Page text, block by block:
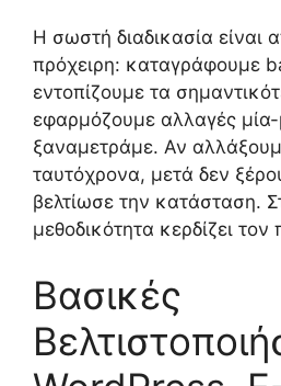
Η σωστή διαδικασία είναι
πρόχειρη: καταγράφουμε
εντοπίζουμε τα
εφαρμόζουμε αλλαγές μία-
ξαναμετράμε. Αν
ταυτόχρονα, μετά δεν
βελτίωσε την κατάσταση.
μεθοδικότητα κερδίζει τον
Βασικές